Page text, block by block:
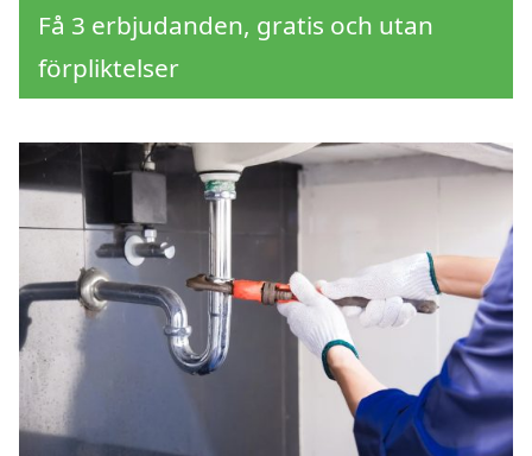
Få 3 erbjudanden, gratis och utan
förpliktelser